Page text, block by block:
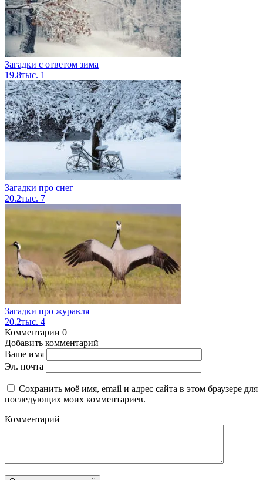
Загадки с ответом зима
19.8тыс. 1
Загадки про снег
20.2тыс. 7
Загадки про журавля
20.2тыс. 4
Комментарии 0
Добавить комментарий
Ваше имя
Эл. почта
Сохранить моё имя, email и адрес сайта в этом браузере для
последующих моих комментариев.
Комментарий